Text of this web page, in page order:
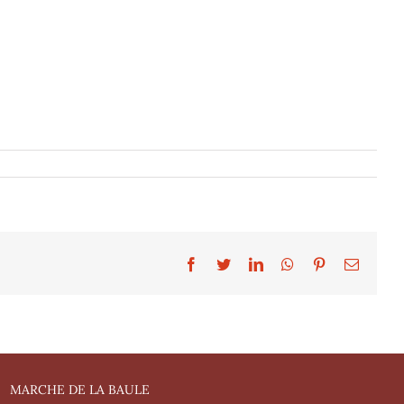
Facebook
TwitterLinkedInWhatsApp
PinterestEmail
MARCHE DE LA BAULE